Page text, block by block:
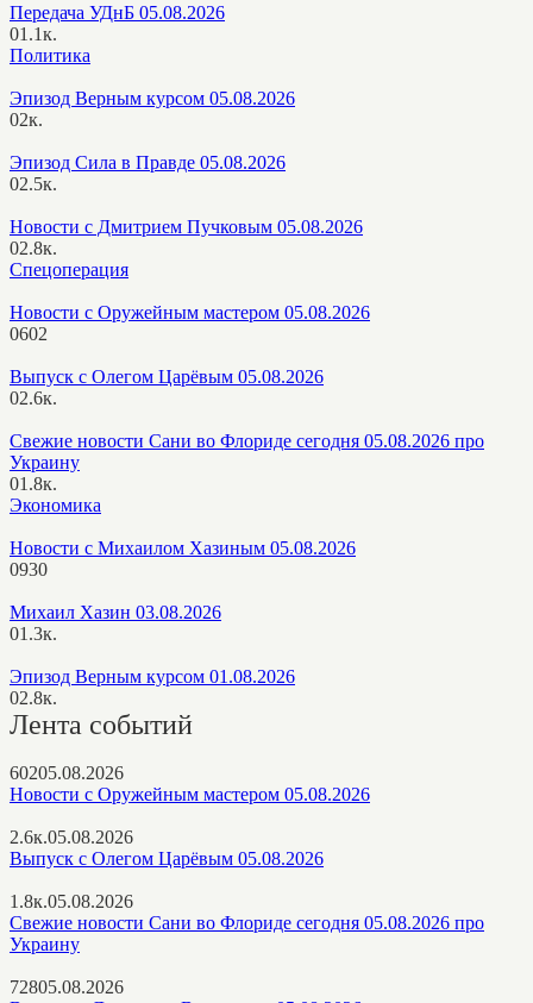
Передача УДнБ 05.08.2026
01.1к.
Политика
Эпизод Верным курсом 05.08.2026
02к.
Эпизод Сила в Правде 05.08.2026
02.5к.
Новости с Дмитрием Пучковым 05.08.2026
02.8к.
Спецоперация
Новости с Оружейным мастером 05.08.2026
0602
Выпуск с Олегом Царёвым 05.08.2026
02.6к.
Свежие новости Сани во Флориде сегодня 05.08.2026 про
Украину
01.8к.
Экономика
Новости с Михаилом Хазиным 05.08.2026
0930
Михаил Хазин 03.08.2026
01.3к.
Эпизод Верным курсом 01.08.2026
02.8к.
Лента событий
60205.08.2026
Новости с Оружейным мастером 05.08.2026
2.6к.05.08.2026
Выпуск с Олегом Царёвым 05.08.2026
1.8к.05.08.2026
Свежие новости Сани во Флориде сегодня 05.08.2026 про
Украину
72805.08.2026